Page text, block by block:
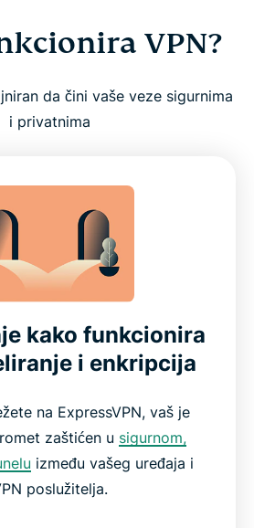
VPN?
da čini vaše veze sigurnima
i privatnima
kako funkcionira
i enkripcija
na ExpressVPN, vaš je
zaštićen u sigurnom,
između vašeg uređaja i
poslužitelja.